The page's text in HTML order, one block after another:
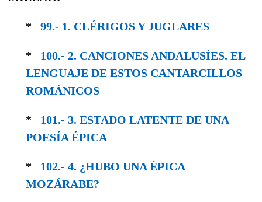
* 99.- 1. CLÉRIGOS Y JUGLARES
* 100.- 2. CANCIONES ANDALUSÍES. EL
LEN­GUAJE DE ESTOS CANTARCILLOS
ROMÁNICOS
* 101.- 3. ESTADO LATENTE DE UNA
POESÍA ÉPICA
* 102.- 4. ¿HUBO UNA ÉPICA
MOZÁRABE?